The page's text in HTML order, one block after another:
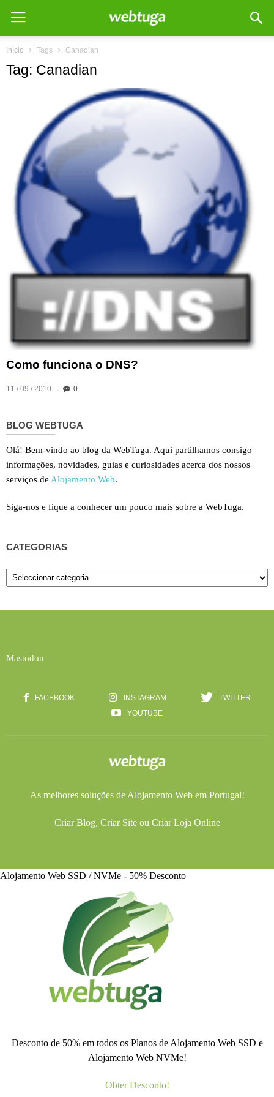
Início Tags Canadian
Tag: Canadian
Como funciona o DNS?
11 / 09 / 2010 0
BLOG WEBTUGA
Olá! Bem-vindo ao blog da WebTuga. Aqui partilhamos consigo
informações, novidades, guias e curiosidades acerca dos nossos
serviços de Alojamento Web.
Siga-nos e fique a conhecer um pouco mais sobre a WebTuga.
CATEGORIAS
Categorias
Mastodon
FACEBOOK INSTAGRAM
TWITTER
YOUTUBE
As melhores soluções deAlojamento Webem Portugal!
Criar Blog, Criar Siteou Criar Loja Online
Alojamento Web SSD / NVMe - 50% Desconto
Desconto de 50% em todos os Planos de Alojamento Web SSD e
Alojamento Web NVMe!
Obter Desconto!